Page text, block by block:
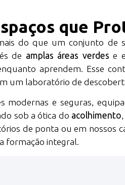
que
do que um conjunto de
de amplas áreas verdes e
aprendem. Esse
um laboratório de
modernas e seguras,
sob a ótica do acolhimento
de ponta ou em nossos
formação integral.